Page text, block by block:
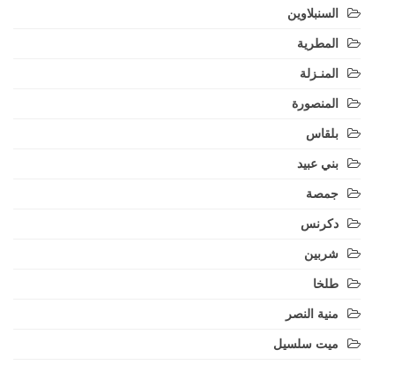
السنبلاوين
المطرية
المنـزلة
المنصورة
بلقاس
بني عبيد
جمصة
دكرنس
شربين
طلخا
منية النصر
ميت سلسيل